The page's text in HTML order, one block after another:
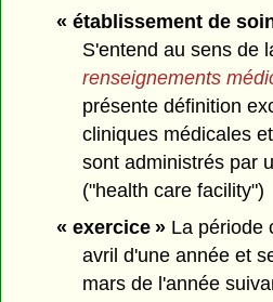
« établissement de
S'entend au sens de
renseignements
présente définition
cliniques médicales
sont administrés par
("health care facility")
« exercice »La période
avril d'une année et
mars de l'année